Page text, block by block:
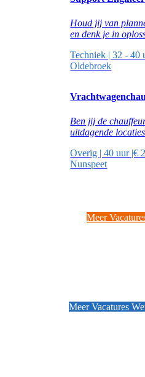
Houd jij van
en denk je in
Techniek | 32 - 40
Oldebroek
Ben jij de
uitdagende
Overig | 40 uur |€
Nunspeet
Meer
Meer Vacatures